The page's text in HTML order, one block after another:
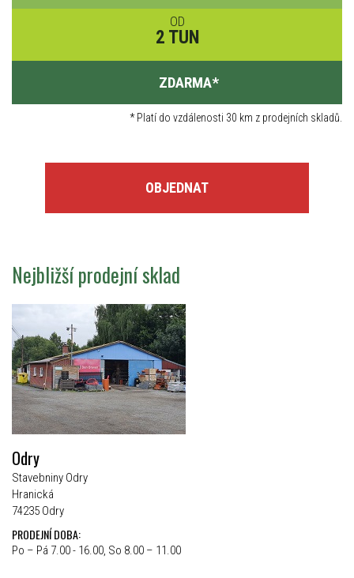
OD
2 TUN
ZDARMA*
*Platí do vzdálenosti 30 km z prodejních skladů.
OBJEDNAT
Nejbližší prodejní sklad
Odry
Stavebniny Odry
Hranická
74235 Odry
PRODEJNÍ DOBA:
Po – Pá 7.00 - 16.00, So 8.00 – 11.00